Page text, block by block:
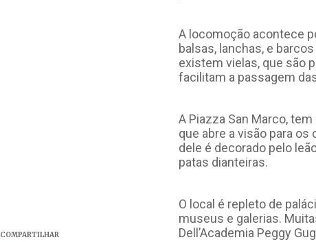
COMPARTILHAR
A locomoção acontece
balsas, lanchas, e
existem vielas, que são
facilitam a passagem
A Piazza San Marco,
que abre a visão para
dele é decorado pelo
patas dianteiras.
O local é repleto de
museus e galerias.
Dell’Academia Peggy